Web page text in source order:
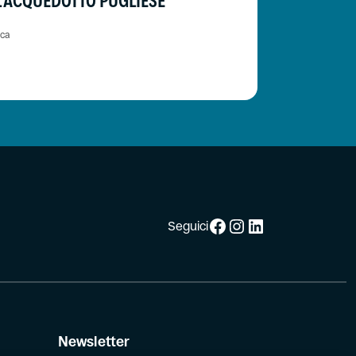
SeguiciFacebook
Instagram
LinkedIn
Newsletter